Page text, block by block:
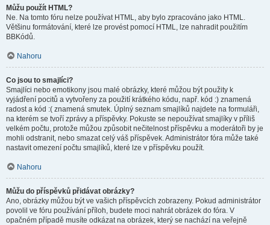
Můžu použít HTML?
Ne. Na tomto fóru nelze používat HTML, aby bylo zpracováno jako HTML.
Většinu formátování, které lze provést pomocí HTML, lze nahradit použitím
BBKódů.
Nahoru
Co jsou to smajlíci?
Smajlíci nebo emotikony jsou malé obrázky, které můžou být použity k
vyjádření pocitů a vytvořeny za použití krátkého kódu, např. kód :) znamená
radost a kód :( znamená smutek. Úplný seznam smajlíků najdete na formuláři,
na kterém se tvoří zprávy a příspěvky. Pokuste se nepoužívat smajlíky v příliš
velkém počtu, protože můžou způsobit nečitelnost příspěvku a moderátoři by je
mohli odstranit, nebo smazat celý váš příspěvek. Administrátor fóra může také
nastavit omezení počtu smajlíků, které lze v příspěvku použít.
Nahoru
Můžu do příspěvků přidávat obrázky?
Ano, obrázky můžou být ve vašich příspěvcích zobrazeny. Pokud administrátor
povolil ve fóru používání příloh, budete moci nahrát obrázek do fóra. V
opačném případě musíte odkázat na obrázek, který se nachází na veřejně